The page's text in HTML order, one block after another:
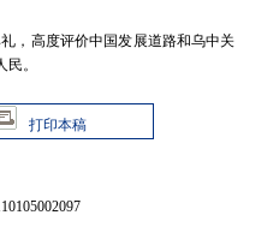
，高度评价中国发展道路和乌中关
。
打印本稿